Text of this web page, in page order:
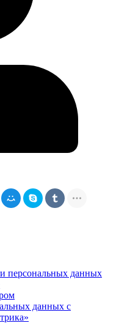
персональных данных
данных с